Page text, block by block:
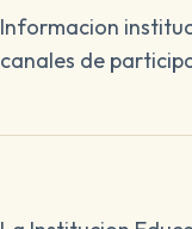
Informacion
canales de